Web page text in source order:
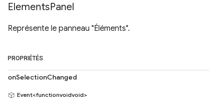
ElementsPanel
Représente le panneau "Éléments".
PROPRIÉTÉS
onSelectionChanged
Event<functionvoidvoid>